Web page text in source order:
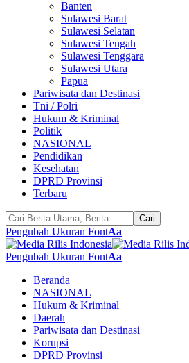
Banten
Sulawesi Barat
Sulawesi Selatan
Sulawesi Tengah
Sulawesi Tenggara
Sulawesi Utara
Papua
Pariwisata dan Destinasi
Tni / Polri
Hukum & Kriminal
Politik
NASIONAL
Pendidikan
Kesehatan
DPRD Provinsi
Terbaru
Pengubah Ukuran FontAa
Pengubah Ukuran FontAa
Beranda
NASIONAL
Hukum & Kriminal
Daerah
Pariwisata dan Destinasi
Korupsi
DPRD Provinsi